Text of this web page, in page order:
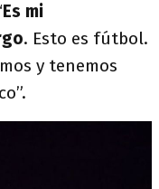
Es mi
. Esto es fútbol.
y tenemos